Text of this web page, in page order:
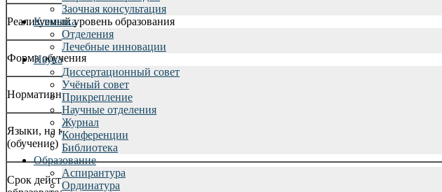
Заочная консультация
Клиника
Отделения
Лечебные инновации
Наука
Диссертационный совет
Учёный совет
Прикрепление
Научные отделения
Журнал
Конференции
Библиотека
Образование
Аспирантура
Ординатура
Реализуемый уровень образования
Форма обучения
Нормативный срок обучения
Языки, на которых осуществляется образование
(обучение)
Срок действия государственной аккредитации